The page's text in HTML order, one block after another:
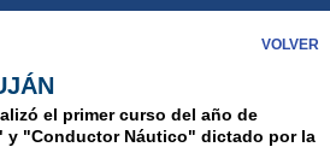
VOLVER
el primer curso del año de
y "Conductor Náutico" dictado por la